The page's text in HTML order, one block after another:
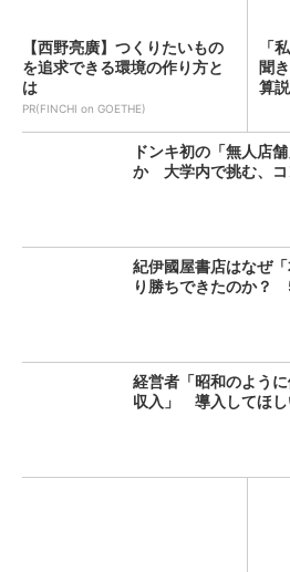
【西野亮廣】つくりたいもの
を追求できる環境の作り方と
は
PR(FINCHI on GOETHE)
「
聞
算
ドンキ初の「無人店
か 大学内で挑む、コ
紀伊國屋書店はなぜ
り勝ちできたのか？
経営者「昭和のよう
収入」 導入してほし